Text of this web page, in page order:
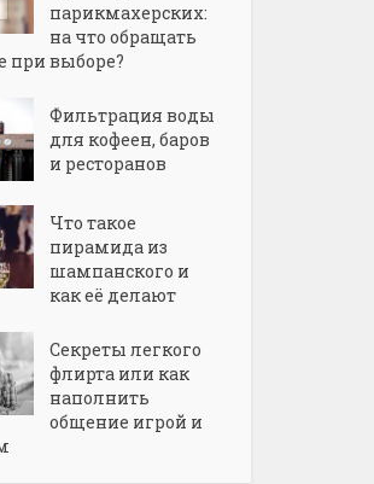
парикмахерских:
на что обращать
при выборе?
Фильтрация воды
для кофеен, баров
и ресторанов
Что такое
пирамида из
шампанского и
как её делают
Секреты легкого
флирта или как
наполнить
общение игрой и